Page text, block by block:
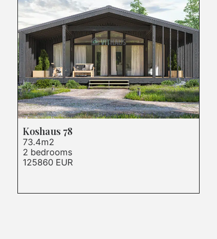
Koshaus 78
73.4m2
2 bedrooms
125860 EUR